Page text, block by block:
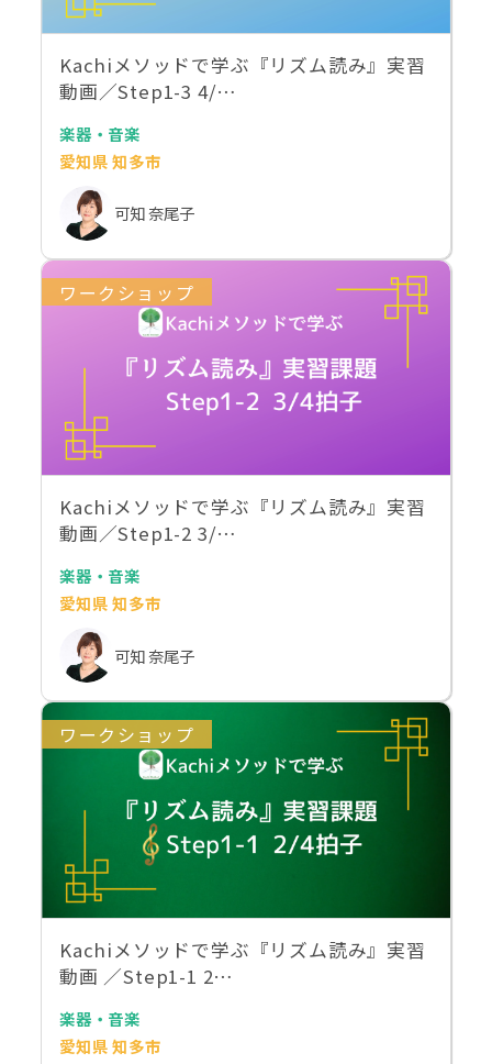
Kachiメソッドで学ぶ『リズム読み』実習
動画／Step1-3 4/…
楽器・音楽
愛知県 知多市
可知 奈尾子
ワークショップ
Kachiメソッドで学ぶ『リズム読み』実習
動画／Step1-2 3/…
楽器・音楽
愛知県 知多市
可知 奈尾子
ワークショップ
Kachiメソッドで学ぶ『リズム読み』実習
動画 ／Step1-1 2…
楽器・音楽
愛知県 知多市